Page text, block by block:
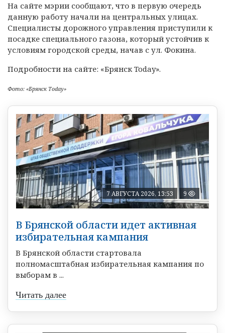
На сайте мэрии сообщают, что в первую очередь
данную работу начали на центральных улицах.
Специалисты дорожного управления приступили к
посадке специального газона, который устойчив к
условиям городской среды, начав с ул. Фокина.
Подробности на сайте: «Брянск Today».
Фото: «Брянск Today»
7 АВГУСТА 2026, 13:53 9
В Брянской области идет активная
избирательная кампания
В Брянской области стартовала
полномасштабная избирательная кампания по
выборам в ...
Читать далее